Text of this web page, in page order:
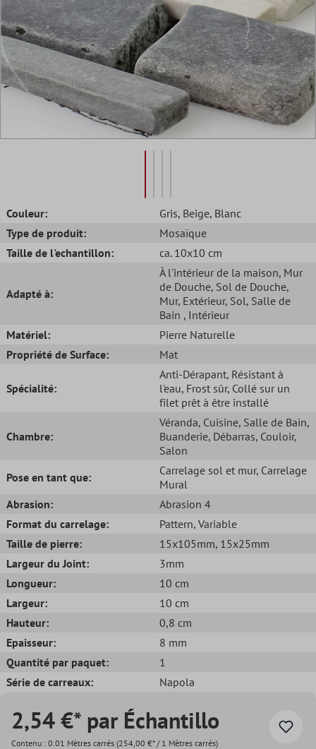
Couleur: Gris, Beige, Blanc
Type de produit:
Mosaïque
Taille de l'echantillon:
ca. 10x10 cm
Adapté à:
À l'intérieur de la maison, Mur
de Douche, Sol de Douche,
Mur, Extérieur, Sol, Salle de
Bain , Intérieur
Matériel:
Pierre Naturelle
Propriété de Surface:
Mat
Spécialité:
Anti-Dérapant, Résistant à
l'eau, Frost sûr, Collé sur un
filet prêt à être installé
Chambre:
Véranda, Cuisine, Salle de Bain,
Buanderie, Débarras, Couloir,
Salon
Pose en tant que:
Carrelage sol et mur, Carrelage
Mural
Abrasion:
Abrasion 4
Format du carrelage:
Pattern, Variable
Taille de pierre:
15x105mm, 15x25mm
Largeur du Joint:
3mm
Longueur:
10 cm
Largeur:
10 cm
Hauteur:
0,8 cm
Epaisseur:
8 mm
Quantité par paquet:
1
Série de carreaux:
Napola
2,54 €* par Échantillo
Contenu : 0.01 Mètres carrés (254,00 €* / 1 Mètres carrés)